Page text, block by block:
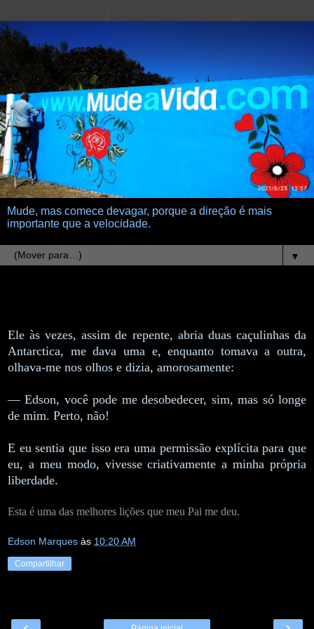
Mude, mas comece devagar, porque a direção é mais
importante que a velocidade.
▼
Ele às vezes, assim de repente, abria duas caçulinhas da
Antarctica, me dava uma e, enquanto tomava a outra,
olhava-me nos olhos e dizia, amorosamente:
— Edson, você pode me desobedecer, sim, mas só longe
de mim. Perto, não!
E eu sentia que isso era uma permissão explícita para que
eu, a meu modo, vivesse criativamente a minha própria
liberdade.
Esta é uma das melhores lições que meu Pai me deu.
Edson Marques às 10:20 AM
Compartilhar